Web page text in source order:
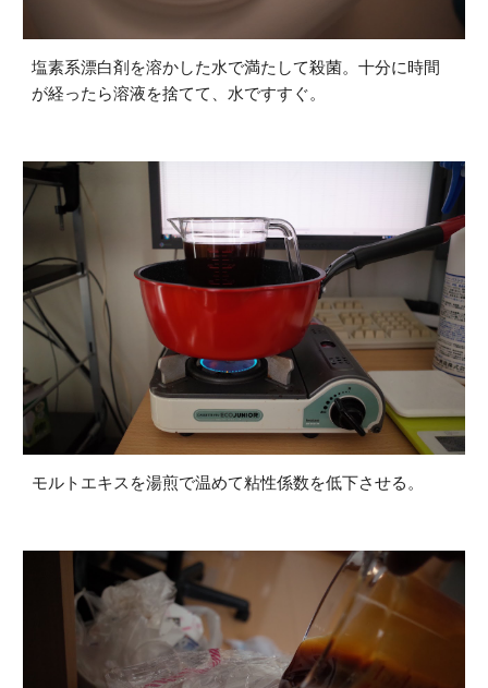
塩素系漂白剤を溶かした水で満たして殺菌。十分に時間
が経ったら溶液を捨てて、水ですすぐ。
モルトエキスを湯煎で温めて粘性係数を低下させる。